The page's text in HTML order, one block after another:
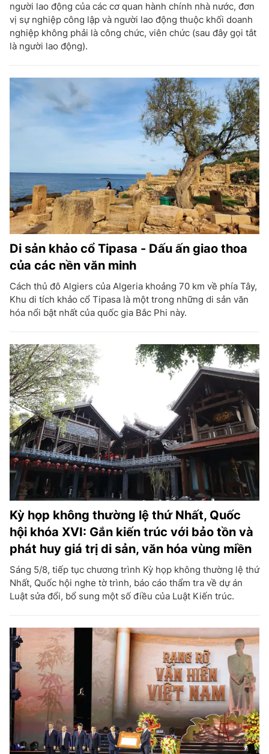
người lao động của các cơ quan hành chính nhà nước, đơn
vị sự nghiệp công lập và người lao động thuộc khối doanh
nghiệp không phải là công chức, viên chức (sau đây gọi tắt
là người lao động).
Di sản khảo cổ Tipasa - Dấu ấn giao thoa
của các nền văn minh
Cách thủ đô Algiers của Algeria khoảng 70 km về phía Tây,
Khu di tích khảo cổ Tipasa là một trong những di sản văn
hóa nổi bật nhất của quốc gia Bắc Phi này.
Kỳ họp không thường lệ thứ Nhất, Quốc
hội khóa XVI: Gắn kiến trúc với bảo tồn và
phát huy giá trị di sản, văn hóa vùng miền
Sáng 5/8, tiếp tục chương trình Kỳ họp không thường lệ thứ
Nhất, Quốc hội nghe tờ trình, báo cáo thẩm tra về dự án
Luật sửa đổi, bổ sung một số điều của Luật Kiến trúc.